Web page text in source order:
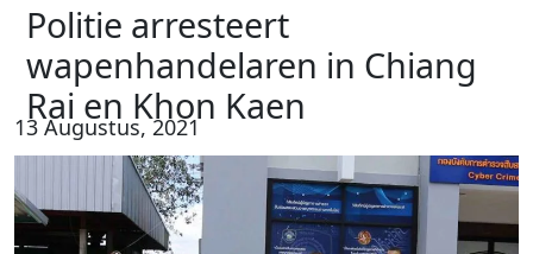
Politie arresteert
wapenhandelaren in Chiang
Rai en Khon Kaen
13 Augustus, 2021